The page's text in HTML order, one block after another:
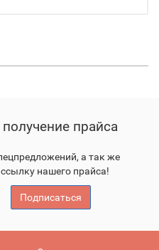
прайса
а так же
нашего прайса!
Подписаться